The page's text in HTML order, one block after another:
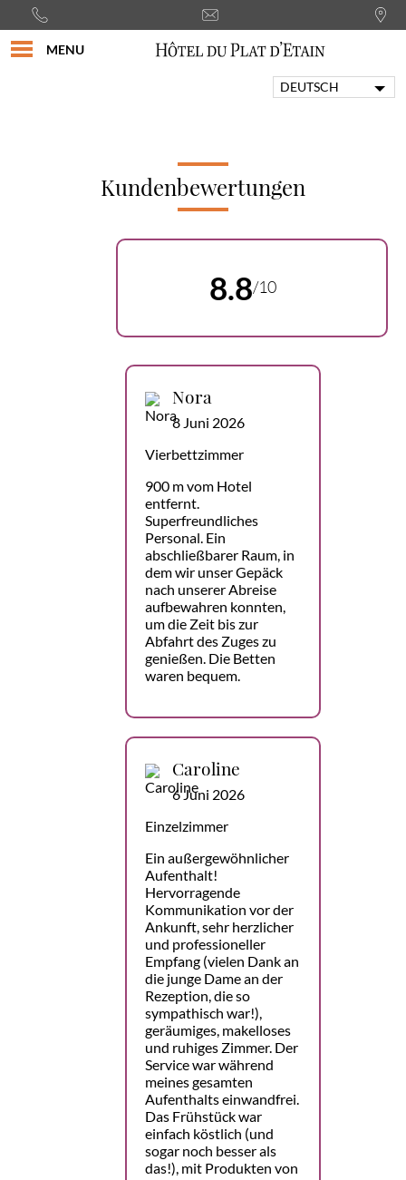
MENU
DEUTSCH
ITALIANO
ESPAÑOL
Kundenbewertungen
8.8/10
Nora
8 Juni 2026
Vierbettzimmer
900 m vom Hotel
entfernt.
Superfreundliches
Personal. Ein
abschließbarer Raum, in
dem wir unser Gepäck
nach unserer Abreise
aufbewahren konnten,
um die Zeit bis zur
Abfahrt des Zuges zu
genießen. Die Betten
waren bequem.
Caroline
6 Juni 2026
Einzelzimmer
Ein außergewöhnlicher
Aufenthalt!
Hervorragende
Kommunikation vor der
Ankunft, sehr herzlicher
und professioneller
Empfang (vielen Dank an
die junge Dame an der
Rezeption, die so
sympathisch war!),
geräumiges, makelloses
und ruhiges Zimmer. Der
Service war während
meines gesamten
Aufenthalts einwandfrei.
Das Frühstück war
einfach köstlich (und
sogar noch besser als
das!), mit Produkten von